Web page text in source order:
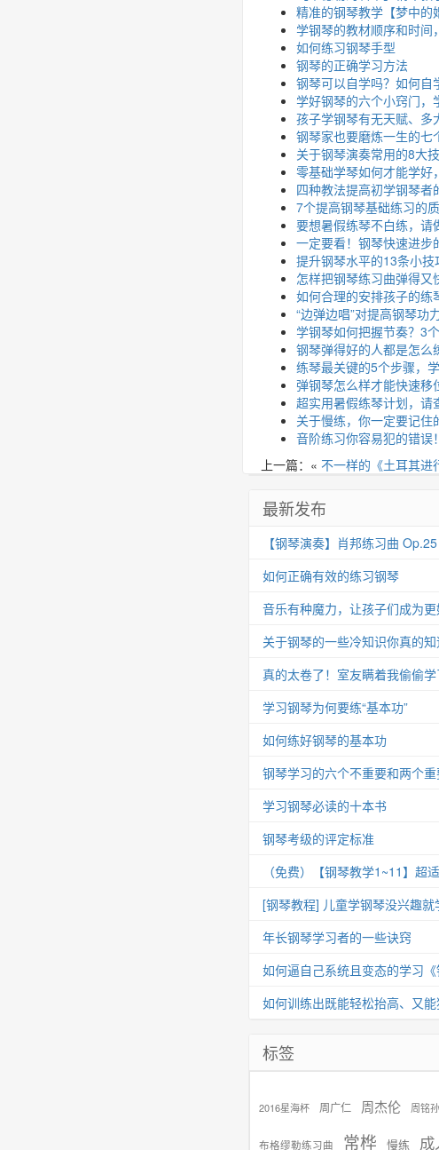
精准的钢琴教学【梦中的
学钢琴的教材顺序和时间
如何练习钢琴手型
钢琴的正确学习方法
钢琴可以自学吗？如何自
学好钢琴的六个小窍门，
孩子学钢琴有无天赋、多
钢琴家也要磨炼一生的七
关于钢琴演奏常用的8大
零基础学琴如何才能学好
四种教法提高初学钢琴者
7个提高钢琴基础练习的质
要想暑假练琴不白练，请
一定要看！钢琴快速进步
提升钢琴水平的13条小
怎样把钢琴练习曲弹得又
如何合理的安排孩子的练
“边弹边唱”对提高钢琴功
学钢琴如何把握节奏？3
钢琴弹得好的人都是怎么
练琴最关键的5个步骤，
弹钢琴怎么样才能快速移
超实用暑假练琴计划，请
关于慢练，你一定要记住
音阶练习你容易犯的错误！
上一篇：« 不一样的《土耳其进
最新发布
【钢琴演奏】肖邦练习曲
如何正确有效的练习钢琴
音乐有种魔力，让孩子们成为更
关于钢琴的一些冷知识你真的
真的太卷了！室友瞒着我偷偷
学习钢琴为何要练“基本功”
如何练好钢琴的基本功
钢琴学习的六个不重要和两个重
学习钢琴必读的十本书
钢琴考级的评定标准
（免费）【钢琴教学1~11】
[钢琴教程] 儿童学钢琴没兴趣就
年长钢琴学习者的一些诀窍
如何逼自己系统且变态的学习
如何训练出既能轻松抬高、又
标签
2016星海杯 周广仁 周杰伦 周铭孙
布格缪勒练习曲 常桦 慢练